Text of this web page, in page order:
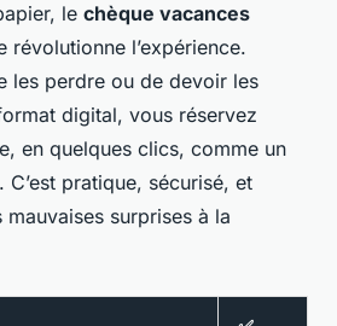
le chèque vacances
révolutionne l’expérience.
les perdre ou de devoir les
digital, vous réservez
en quelques clics, comme un
C’est pratique, sécurisé, et
surprises à la